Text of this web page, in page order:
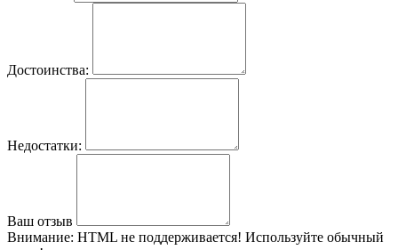
Достоинства:
Недостатки:
Ваш отзыв
Внимание: HTML не поддерживается! Используйте обычный